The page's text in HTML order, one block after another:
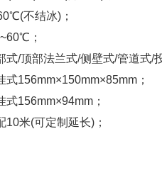
不结冰)；
；
式/顶部法兰式/侧壁式/管道式/
式156mm×150mm×85mm；
式156mm×94mm；
10米(可定制延长)；